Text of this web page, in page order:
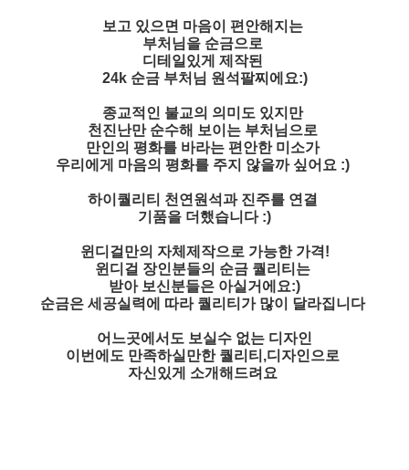
보고 있으면 마음이 편안해지는
부처님을 순금으로
디테일있게 제작된
24k 순금 부처님 원석팔찌에요:)
종교적인 불교의 의미도 있지만
천진난만 순수해 보이는 부처님으로
만인의 평화를 바라는 편안한 미소가
우리에게 마음의 평화를 주지 않을까 싶어요 :)
하이퀄리티 천연원석과 진주를 연결
기품을 더했습니다 :)
윈디걸만의 자체제작으로 가능한 가격!
윈디걸 장인분들의 순금 퀄리티는
받아 보신분들은 아실거에요:)
순금은 세공실력에 따라 퀄리티가 많이 달라집니다
어느곳에서도 보실수 없는 디자인
이번에도 만족하실만한 퀄리티,디자인으로
자신있게 소개해드려요